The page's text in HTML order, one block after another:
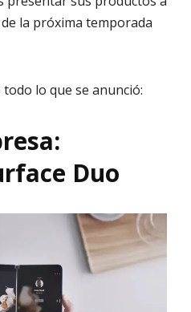
la próxima temporada
lo que se anunció:
Duo